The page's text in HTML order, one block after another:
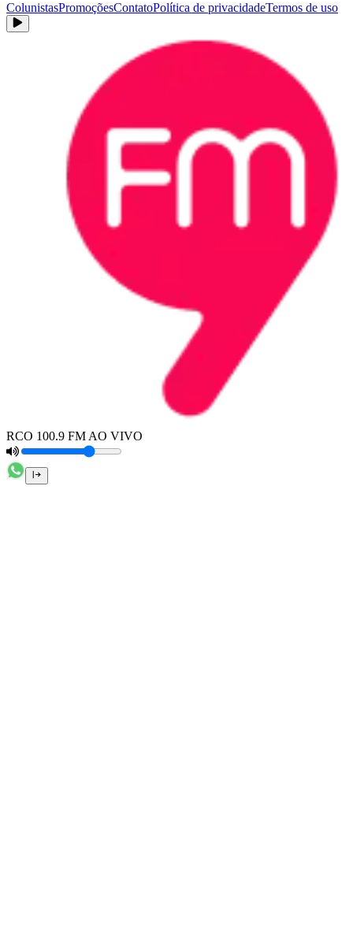
ColunistasPromoçõesContatoPolítica de privacidadeTermos de uso
RCO 100.9 FM AO VIVO